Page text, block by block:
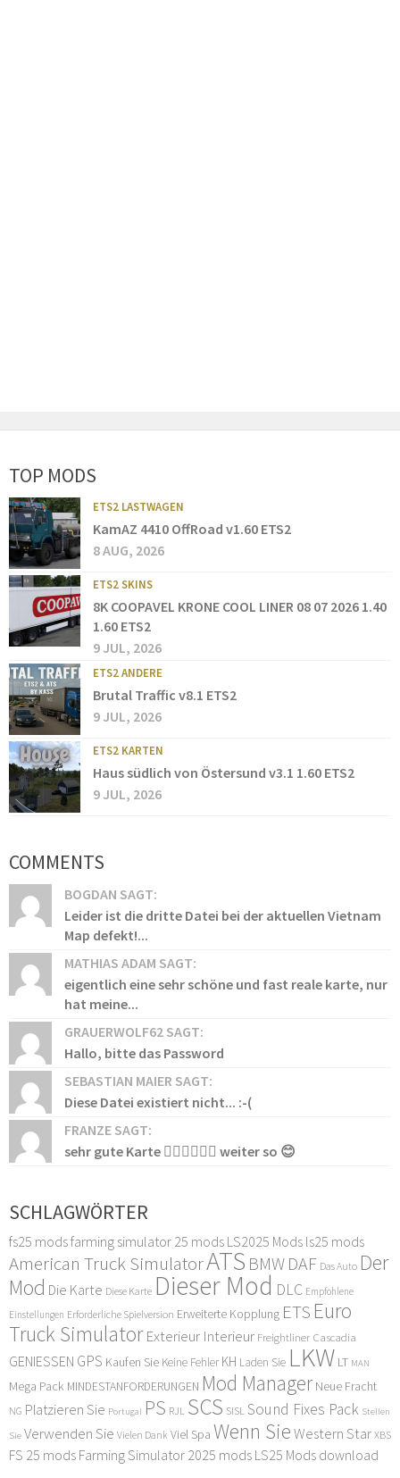
TOP MODS
ETS2 LASTWAGEN
KamAZ 4410 OffRoad v1.60 ETS2
8 AUG, 2026
ETS2 SKINS
8K COOPAVEL KRONE COOL LINER 08 07 2026 1.40
1.60 ETS2
9 JUL, 2026
ETS2 ANDERE
Brutal Traffic v8.1 ETS2
9 JUL, 2026
ETS2 KARTEN
Haus südlich von Östersund v3.1 1.60 ETS2
9 JUL, 2026
COMMENTS
BOGDAN SAGT:
Leider ist die dritte Datei bei der aktuellen Vietnam
Map defekt!...
MATHIAS ADAM SAGT:
eigentlich eine sehr schöne und fast reale karte, nur
hat meine...
GRAUERWOLF62 SAGT:
Hallo, bitte das Password
SEBASTIAN MAIER SAGT:
Diese Datei existiert nicht... :-(
FRANZE SAGT:
sehr gute Karte 👍🏻👍🏻👍🏻 weiter so 😊
SCHLAGWÖRTER
fs25 modsfarming simulator 25 mods LS2025 Mods ls25 mods
American Truck SimulatorATS BMW DAF Das Auto Der
Mod Die Karte Diese Karte Dieser Mod DLC Empfohlene
Einstellungen Erforderliche Spielversion Erweiterte Kopplung ETS Euro
Truck Simulator Exterieur Interieur Freightliner Cascadia
GENIESSEN GPS Kaufen Sie Keine Fehler KH Laden Sie LKW LT MAN
Mega Pack MINDESTANFORDERUNGEN Mod Manager Neue Fracht
NG Platzieren Sie Portugal PS RJL SCS SISLSound Fixes Pack Stellen
Sie Verwenden Sie Vielen Dank Viel Spa Wenn Sie Western Star XBS
FS 25 mods Farming Simulator 2025 mods LS25 Mods download